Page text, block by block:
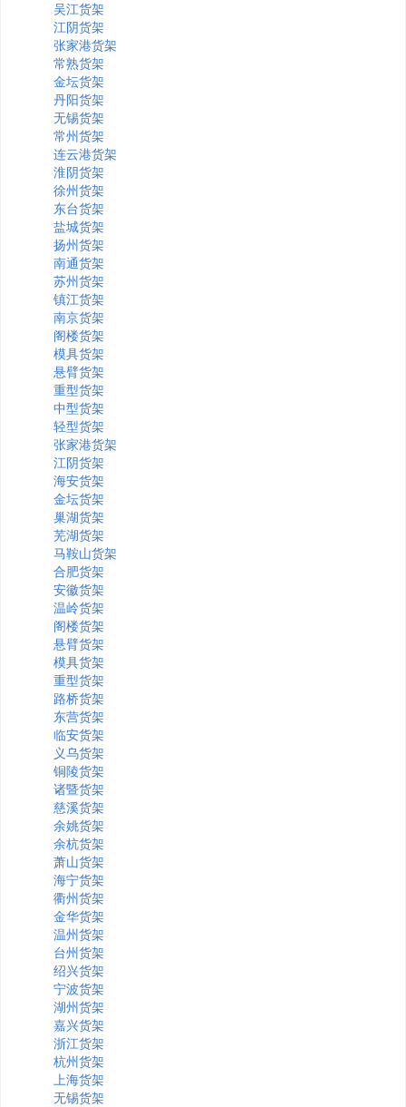
吴江货架
江阴货架
张家港货架
常熟货架
金坛货架
丹阳货架
无锡货架
常州货架
连云港货架
淮阴货架
徐州货架
东台货架
盐城货架
扬州货架
南通货架
苏州货架
镇江货架
南京货架
阁楼货架
模具货架
悬臂货架
重型货架
中型货架
轻型货架
张家港货架
江阴货架
海安货架
金坛货架
巢湖货架
芜湖货架
马鞍山货架
合肥货架
安徽货架
温岭货架
阁楼货架
悬臂货架
模具货架
重型货架
路桥货架
东营货架
临安货架
义乌货架
铜陵货架
诸暨货架
慈溪货架
余姚货架
余杭货架
萧山货架
海宁货架
衢州货架
金华货架
温州货架
台州货架
绍兴货架
宁波货架
湖州货架
嘉兴货架
浙江货架
杭州货架
上海货架
无锡货架